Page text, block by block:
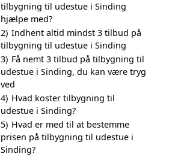
tilbygning til udestue i Sinding
hjælpe med?
2) Indhent altid mindst 3 tilbud på
tilbygning til udestue i Sinding
3) Få nemt 3 tilbud på tilbygning til
udestue i Sinding, du kan være tryg
ved
4) Hvad koster tilbygning til
udestue i Sinding?
5) Hvad er med til at bestemme
prisen på tilbygning til udestue i
Sinding?